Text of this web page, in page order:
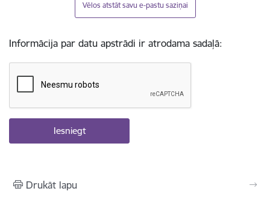
Vēlos atstāt savu e-pastu saziņai
Informācija par datu apstrādi ir atrodama sadaļā:
Drukāt lapu